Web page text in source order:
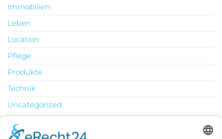
Immobilien
Leben
Location
Pflege
Produkte
Technik
Uncategorized